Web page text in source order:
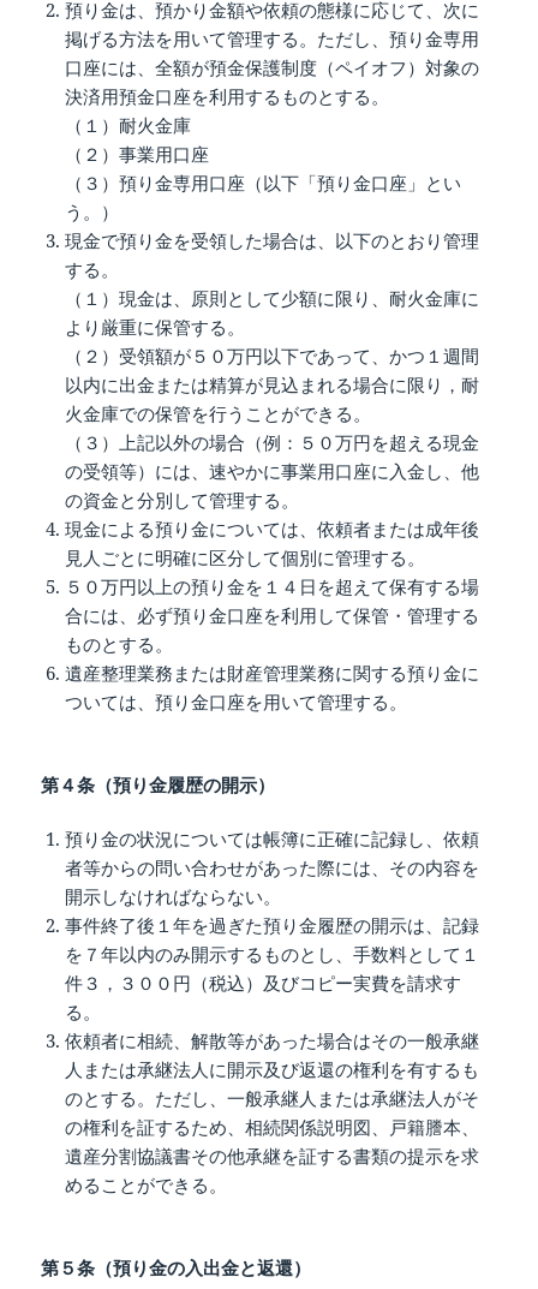
預り金は、預かり金額や依頼の態様に応じて、次に
掲げる方法を用いて管理する。ただし、預り金専用
口座には、全額が預金保護制度（ペイオフ）対象の
決済用預金口座を利用するものとする。
（１）耐火金庫
（２）事業用口座
（３）預り金専用口座（以下「預り金口座」とい
う。）
現金で預り金を受領した場合は、以下のとおり管理
する。
（１）現金は、原則として少額に限り、耐火金庫に
より厳重に保管する。
（２）受領額が５０万円以下であって、かつ１週間
以内に出金または精算が見込まれる場合に限り，耐
火金庫での保管を行うことができる。
（３）上記以外の場合（例：５０万円を超える現金
の受領等）には、速やかに事業用口座に入金し、他
の資金と分別して管理する。
現金による預り金については、依頼者または成年後
見人ごとに明確に区分して個別に管理する。
５０万円以上の預り金を１４日を超えて保有する場
合には、必ず預り金口座を利用して保管・管理する
ものとする。
遺産整理業務または財産管理業務に関する預り金に
ついては、預り金口座を用いて管理する。
第４条（預り金履歴の開示）
預り金の状況については帳簿に正確に記録し、依頼
者等からの問い合わせがあった際には、その内容を
開示しなければならない。
事件終了後１年を過ぎた預り金履歴の開示は、記録
を７年以内のみ開示するものとし、手数料として１
件３，３００円（税込）及びコピー実費を請求す
る。
依頼者に相続、解散等があった場合はその一般承継
人または承継法人に開示及び返還の権利を有するも
のとする。ただし、一般承継人または承継法人がそ
の権利を証するため、相続関係説明図、戸籍謄本、
遺産分割協議書その他承継を証する書類の提示を求
めることができる。
第５条（預り金の入出金と返還）